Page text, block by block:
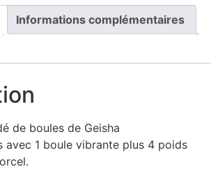
Informations complémentaires
de boules de Geisha
avec 1 boule vibrante plus 4 poids